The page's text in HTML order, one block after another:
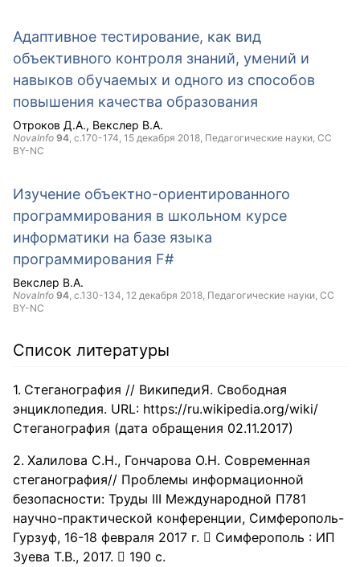
Адаптивное тестирование, как вид
объективного контроля знаний, умений и
навыков обучаемых и одного из способов
повышения качества образования
Отроков Д.А. Векслер В.А.
NovaInfo 94, с.170-174, 15 декабря 2018, Педагогические науки, CC
BY-NC
Изучение объектно-ориентированного
программирования в школьном курсе
информатики на базе языка
программирования F#
Векслер В.А.
NovaInfo 94, с.130-134, 12 декабря 2018, Педагогические науки, CC
BY-NC
Список литературы
Стеганография // ВикипедиЯ. Свободная
энциклопедия. URL: https://ru.wikipedia.org/wiki/
Стеганография (дата обращения 02.11.2017)
Халилова С.Н., Гончарова О.Н. Современная
стеганография// Проблемы информационной
безопасности: Труды III Международной П781
научно-практической конференции, Симферополь-
Гурзуф, 16-18 февраля 2017 г.  Симферополь : ИП
Зуева Т.В., 2017.  190 с.